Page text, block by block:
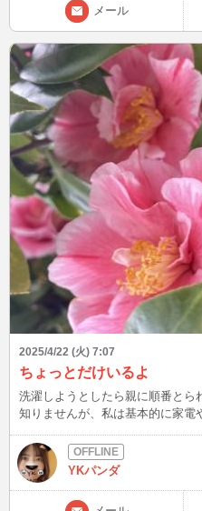
メール
2025/4/22 (火) 7:07
ちょっとだけいるよ
洗濯しようとしたら親に順番とら
知りませんが、私は基本的に家電
真は椿です。 椿ってこんな漢字
ったのに、４月に咲くんですねぇ
YKパンダ